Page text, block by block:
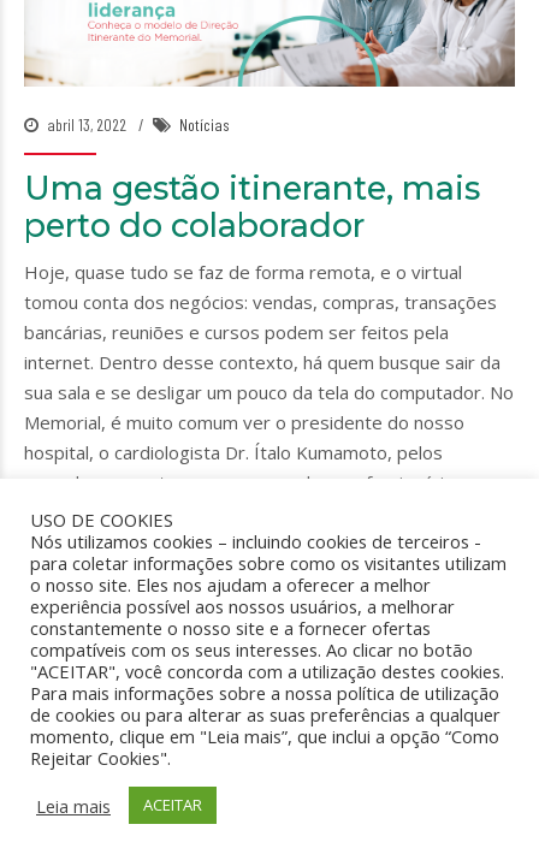
abril 13, 2022 Notícias
Uma gestão itinerante, mais
perto do colaborador
Hoje, quase tudo se faz de forma remota, e o virtual
tomou conta dos negócios: vendas, compras, transações
bancárias, reuniões e cursos podem ser feitos pela
internet. Dentro desse contexto, há quem busque sair da
sua sala e se desligar um pouco da tela do computador. No
Memorial, é muito comum ver o presidente do nosso
hospital, o cardiologista Dr. Ítalo Kumamoto, pelos
corredores e setores, conversando com funcionários e
pacientes.
Para ele, essa troca de energia e de conhecimento é
fundamental para manter a equipe motivada. “São 46 anos
seguindo o caminho da conversa, do olhar para o outro, de
buscar entender as situações e de buscar soluções juntos.
Assim, nós temos conseguido trilhar uma história de sucesso.
Aqui, temos funcionários desde a fundação do hospital, o que
torna o Memorial uma grande família”, afirma Dr. Ítalo.
Rogério Guariniello, CEO do Memorial, também tem uma
forma diferente de dirigir o hospital. Ele criou na instituição
USO DE COOKIES
Nós utilizamos cookies – incluindo cookies de terceiros -
para coletar informações sobre como os visitantes utilizam
o nosso site. Eles nos ajudam a oferecer a melhor
experiência possível aos nossos usuários, a melhorar
constantemente o nosso site e a fornecer ofertas
compatíveis com os seus interesses. Ao clicar no botão
"ACEITAR", você concorda com a utilização destes cookies.
Para mais informações sobre a nossa política de utilização
de cookies ou para alterar as suas preferências a qualquer
momento, clique em "Leia mais”, que inclui a opção “Como
Rejeitar Cookies".
Leia mais
ACEITAR